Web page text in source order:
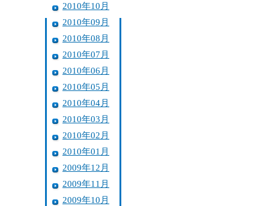
2010年10月
2010年09月
2010年08月
2010年07月
2010年06月
2010年05月
2010年04月
2010年03月
2010年02月
2010年01月
2009年12月
2009年11月
2009年10月